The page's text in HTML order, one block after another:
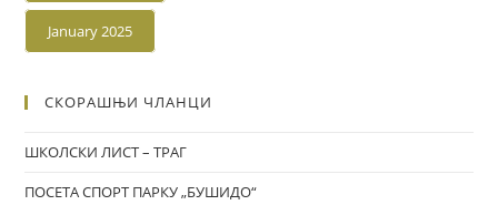
January 2025
СКОРАШЊИ ЧЛАНЦИ
ШКОЛСКИ ЛИСТ – ТРАГ
ПОСЕТА СПОРТ ПАРКУ „БУШИДО“